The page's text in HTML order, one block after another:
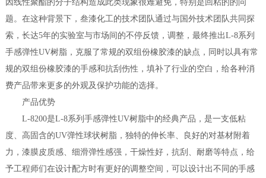
因线性聚酯的分子结构造成此类现象很难避免，特别是回粘的的问
题。在这种背景下，叁漆化工的技术团队通过与国外技术团队共同探
索，长达5年的实验室与市场间的不停反馈，调整，最终推出L-8系列
手感弹性UV树脂，克服了常规的双组份橡胶漆的缺点，同时以具有常
规的双组份橡胶漆的手感和抗刮伤性，填补了行业的空白，给各种消
费产品带来更多的外观及保护功能的选择。
产品优势
L-8200是L-8系列手感弹性UV树脂中的经典产品，是一支低粘
度、高固含的UV弹性球状树脂，独特的伸长率、良好的对基材附着
力，漆膜皮质感、细滑弹性感强，干燥性好，抗刮、耐磨等特点，给
予工程师们在设计配方时有更好的调整空间，可以设计出不同的手感